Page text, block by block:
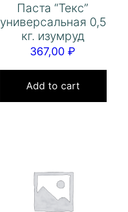
Паста “Текс”
универсальная 0,5
кг. изумруд
367,00₽
Add to cart